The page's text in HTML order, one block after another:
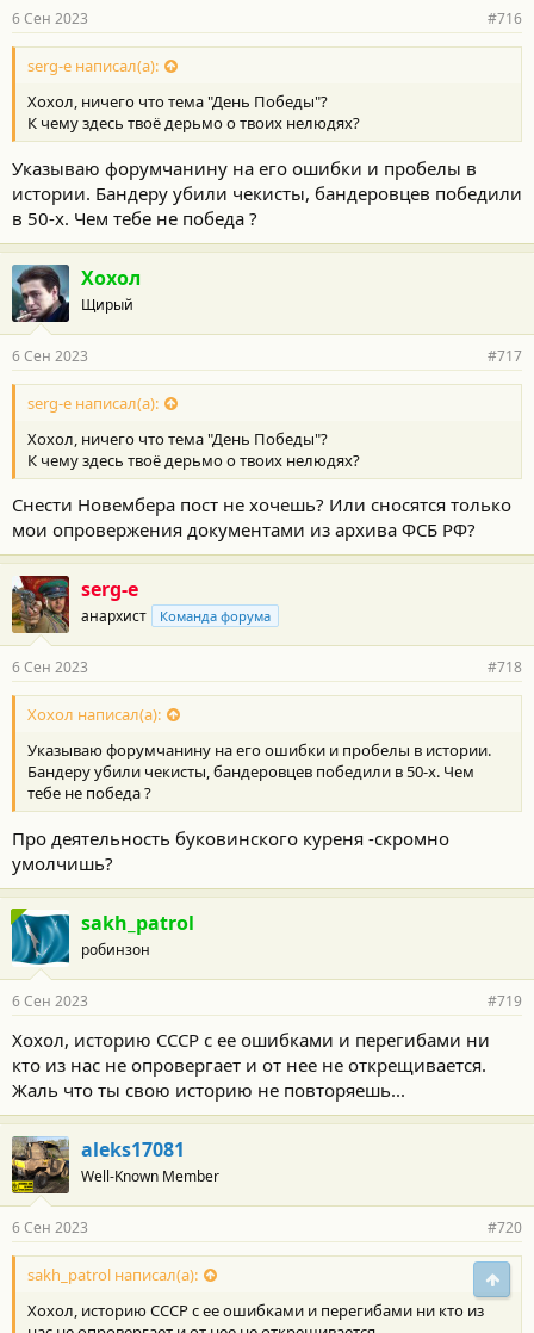
н
о
с
и
:
6 Сен 2023 #716
serg-e написал(а):
Хохол, ничего что тема "День Победы"?
К чему здесь твоё дерьмо о твоих нелюдях?
Указываю форумчанину на его ошибки и пробелы в
истории. Бандеру убили чекисты, бандеровцев победили
в 50-х. Чем тебе не победа ?
Хохол
Щирый
6 Сен 2023 #717
serg-e написал(а):
Хохол, ничего что тема "День Победы"?
К чему здесь твоё дерьмо о твоих нелюдях?
Снести Новембера пост не хочешь? Или сносятся только
мои опровержения документами из архива ФСБ РФ?
serg-e
анархист Команда форума
6 Сен 2023 #718
Хохол написал(а):
Указываю форумчанину на его ошибки и пробелы в истории.
Бандеру убили чекисты, бандеровцев победили в 50-х. Чем
тебе не победа ?
Про деятельность буковинского куреня -скромно
умолчишь?
sakh_patrol
робинзон
6 Сен 2023 #719
Хохол, историю СССР с ее ошибками и перегибами ни
кто из нас не опровергает и от нее не открещивается.
Жаль что ты свою историю не повторяешь...
aleks17081
Well-Known Member
6 Сен 2023 #720
sakh_patrol написал(а):
Хохол, историю СССР с ее ошибками и перегибами ни кто из